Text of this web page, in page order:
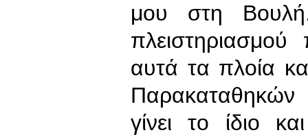
μου στη
αυτά τα πλοία
Παρακαταθηκών
γίνει το ίδιο